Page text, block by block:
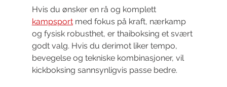
Hvis du ønsker en rå og komplett
kampsport med fokus på kraft, nærkamp
og fysisk robusthet, er thaiboksing et svært
godt valg. Hvis du derimot liker tempo,
bevegelse og tekniske kombinasjoner, vil
kickboksing sannsynligvis passe bedre.